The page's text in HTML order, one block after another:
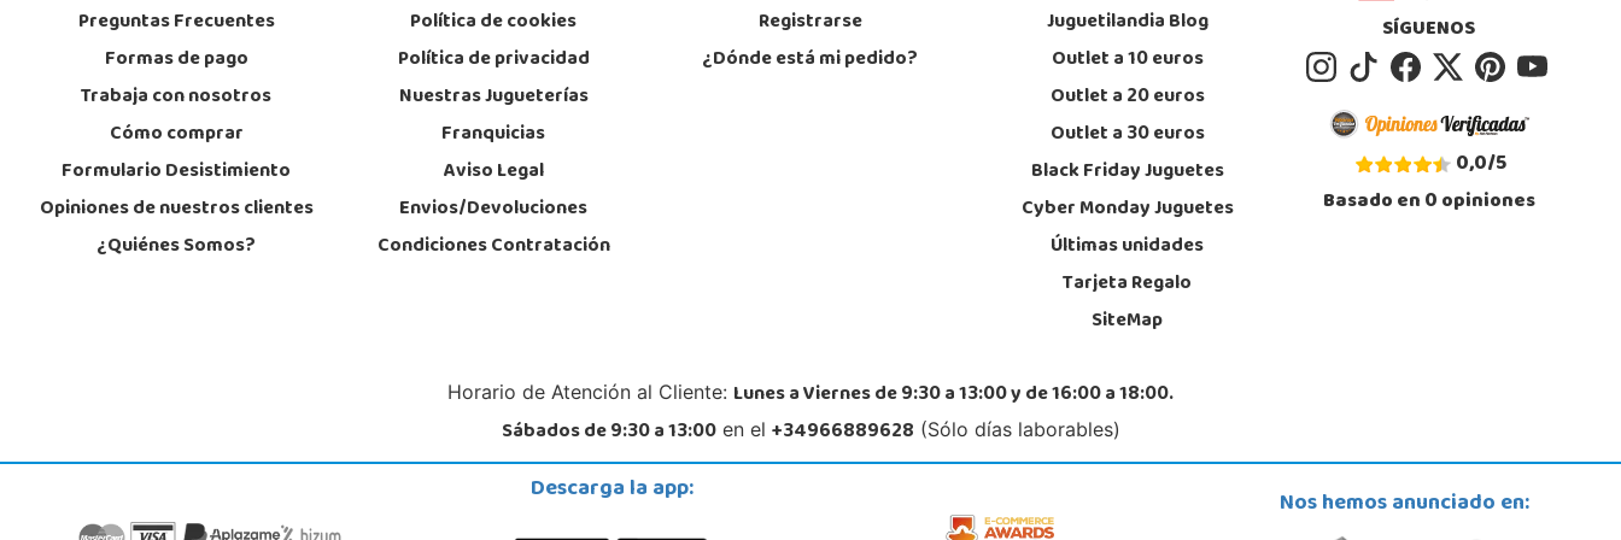
Carretera Alicante-Valencia, Km. 88.8 - 14.1 Pol. H
965 655 958
Localizar Tienda
STOCK DISPONIBLE
Juguetilandia San Vicente del Raspeig Juguetilandia Vinaroz
Calle dels dauradors, Parc 3.1 Local 1 P.I Vinaroz
964407024
Localizar Tienda
POCAS UNIDADES
Preguntas Frecuentes
Formas de pago
Trabaja con nosotros
Cómo comprar
Formulario Desistimiento
Opiniones de nuestros clientes
¿Quiénes Somos?
Política de cookies
Política de privacidad
Nuestras Jugueterías
Franquicias
Aviso Legal
Envios/Devoluciones
Condiciones Contratación
Registrarse
¿Dónde está mi pedido?
Juguetilandia Blog
Outlet a 10 euros
Outlet a 20 euros
Outlet a 30 euros
Black Friday Juguetes
Cyber Monday Juguetes
Últimas unidades
Tarjeta Regalo
SiteMap
SÍGUENOS
0,0/5
Basado en0opiniones
Horario de Atención al Cliente: Lunes a Viernes de 9:30 a 13:00 y de 16:00 a 18:00.
Sábados de 9:30 a 13:00en el +34966889628 (Sólo días laborables)
Descarga la app: Nos hemos anunciado en: